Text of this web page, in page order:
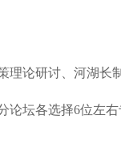
论研讨、河湖长
论坛各选择6位左